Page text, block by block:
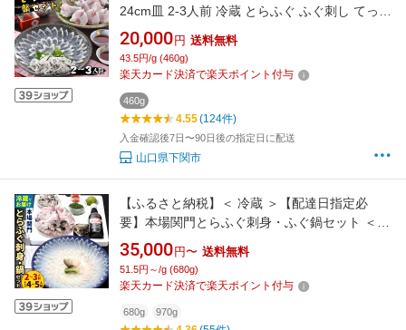
24cm皿 2-3人前 冷蔵 とらふぐ ふぐ刺し てっさ
ふぐちり ふく ふくちり ふぐ料理 セット 中元
ギフト お取り寄せ グルメ 下関 山口 下関 贈答
祝い 高級鮮魚 海鮮 年末年始 冬 旬 父の日 鮮魚
20,000円 送料無料
43.5円/g (460g)
楽天カード決済で楽天ポイント付与
460g
4.55(124件)
入金確認後7日〜90日後の指定日に配送
山口県下関市
【ふるさと納税】＜ 冷蔵 ＞【配達日指定必
要】本場関門とらふぐ刺身・ふぐ鍋セット ＜選
べる＞2～3人前 または 4～5人前 ふく一 刺身
アラ 切身 マフグ 皮刺し フグ ふぐ鍋 ふくちり
国産 福岡県北九州市 35000円～53000円 3万
35,000円〜 送料無料
51.5円～/g (680g)
楽天カード決済で楽天ポイント付与
680g 970g